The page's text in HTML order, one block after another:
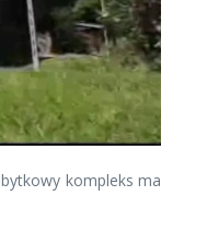
kompleks ma